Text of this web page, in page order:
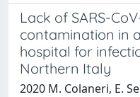
Lack of SARS-
contamination in
hospital for
Northern Italy
2020 M. Colaneri, E.